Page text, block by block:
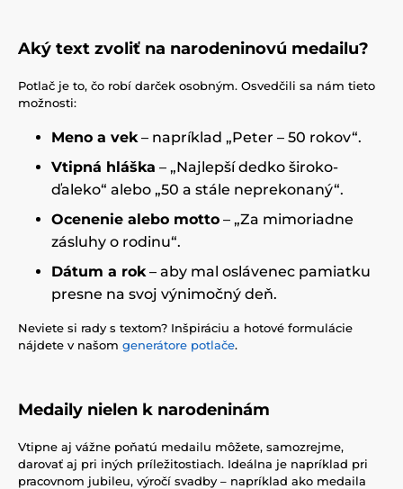
Aký text zvoliť na narodeninovú medailu?
Potlač je to, čo robí darček osobným. Osvedčili sa nám tieto
možnosti:
Meno a vek – napríklad „Peter – 50 rokov“.
Vtipná hláška – „Najlepší dedko široko-
ďaleko“ alebo „50 a stále neprekonaný“.
Ocenenie alebo motto – „Za mimoriadne
zásluhy o rodinu“.
Dátum a rok – aby mal oslávenec pamiatku
presne na svoj výnimočný deň.
Neviete si rady s textom? Inšpiráciu a hotové formulácie
nájdete v našom generátore potlače.
Medaily nielen k narodeninám
Vtipne aj vážne poňatú medailu môžete, samozrejme,
darovať aj pri iných príležitostiach. Ideálna je napríklad pri
pracovnom jubileu, výročí svadby – napríklad ako medaila